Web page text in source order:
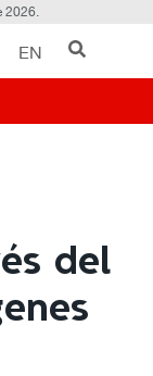
2026.
EN
del